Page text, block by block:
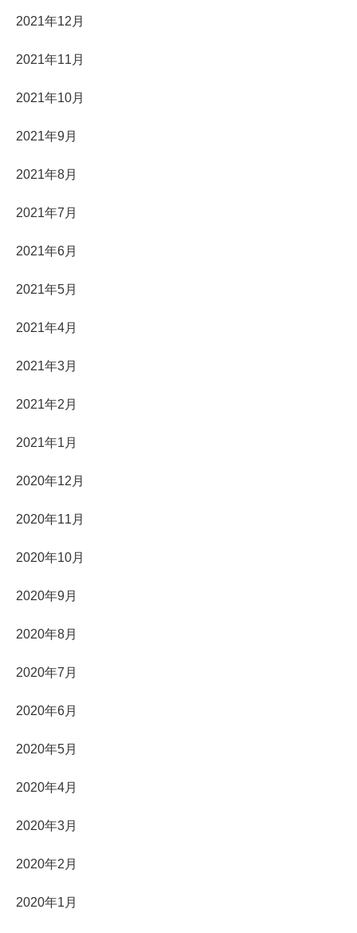
2021年12月
2021年11月
2021年10月
2021年9月
2021年8月
2021年7月
2021年6月
2021年5月
2021年4月
2021年3月
2021年2月
2021年1月
2020年12月
2020年11月
2020年10月
2020年9月
2020年8月
2020年7月
2020年6月
2020年5月
2020年4月
2020年3月
2020年2月
2020年1月